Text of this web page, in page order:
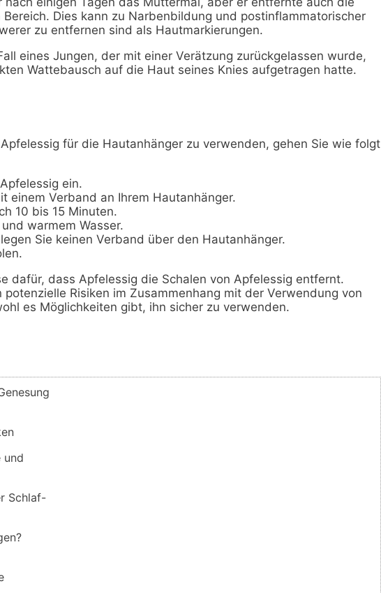
Dies kann zu Narbenbildung und postinflammatorischer
zu entfernen sind als Hautmarkierungen.
eines Jungen, der mit einer Verätzung zurückgelassen wurde,
Wattebausch auf die Haut seines Knies aufgetragen hatte.
für die Hautanhänger zu verwenden, gehen Sie wie folgt
ein.
einem Verband an Ihrem Hautanhänger.
10 bis 15 Minuten.
warmem Wasser.
Sie keinen Verband über den Hautanhänger.
dafür, dass Apfelessig die Schalen von Apfelessig entfernt.
Risiken im Zusammenhang mit der Verwendung von
es Möglichkeiten gibt, ihn sicher zu verwenden.
und
Schlaf-